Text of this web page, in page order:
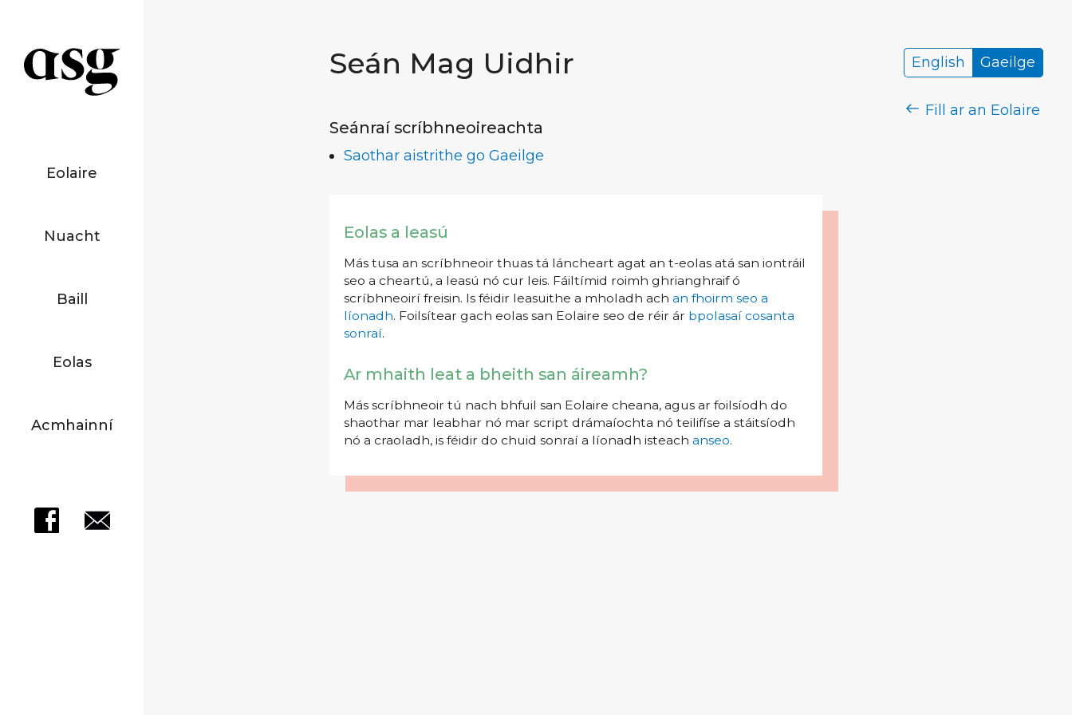
Eolaire
Nuacht
Baill
Eolas
Acmhainní
Seán Mag Uidhir English Gaeilge
Fill ar an Eolaire
Seánraí scríbhneoireachta
Saothar aistrithe go Gaeilge
Eolas a leasú
Más tusa an scríbhneoir thuas tá láncheart agat an t-eolas atá san iontráil
seo a cheartú, a leasú nó cur leis. Fáiltímid roimh ghrianghraif ó
scríbhneoirí freisin. Is féidir leasuithe a mholadh ach an fhoirm seo a
líonadh. Foilsítear gach eolas san Eolaire seo de réir ár bpolasaí cosanta
sonraí.
Ar mhaith leat a bheith san áireamh?
Más scríbhneoir tú nach bhfuil san Eolaire cheana, agus ar foilsíodh do
shaothar mar leabhar nó mar script drámaíochta nó teilifíse a stáitsíodh
nó a craoladh, is féidir do chuid sonraí a líonadh isteach anseo.